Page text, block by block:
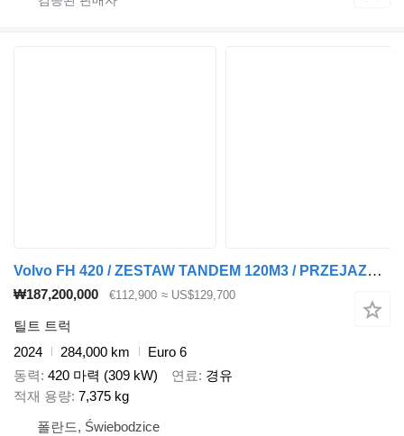
Volvo FH 420 / ZESTAW TANDEM 120M3 / PRZEJAZDOWY / 7,75 M + 7,75 M / S
₩187,200,000 €112,900 ≈ US$129,700
틸트 트럭
2024
284,000 km
Euro 6
동력 420 마력 (309 kW) 연료
경유
적재 용량 7,375 kg
폴란드, Świebodzice